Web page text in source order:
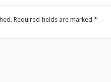
Required fields are marked *